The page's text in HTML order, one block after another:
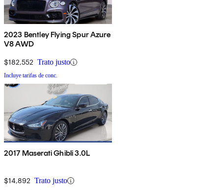
2023 Bentley Flying Spur Azure
V8 AWD
$182,552 Trato justo
Incluye tarifas de conc.
2017 Maserati Ghibli 3.0L
$14,892 Trato justo